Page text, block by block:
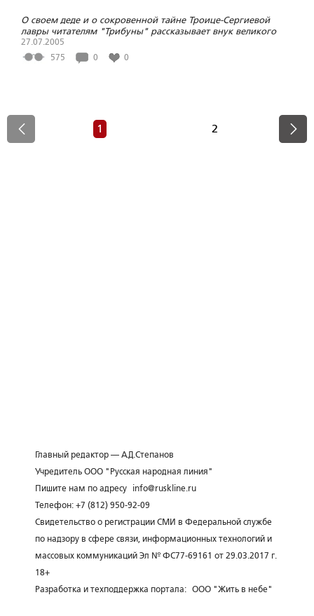
О своем деде и о сокровенной тайне Троице-Сергиевой
лавры читателям "Трибуны" рассказывает внук великого
русского философа -" академик Павел Васильевич
Флоренский
27.07.2005
575
0 0
1 2
Главный редактор — А.Д.Степанов
Учредитель ООО "Русская народная линия"
Пишите нам по адресу
info@ruskline.ru
Телефон: +7 (812) 950-92-09
Свидетельство о регистрации СМИ в Федеральной службе
по надзору в сфере связи, информационных технологий и
массовых коммуникаций Эл № ФС77-69161 от 29.03.2017 г.
18+
Разработка и техподдержка портала: ООО "Жить в небе"